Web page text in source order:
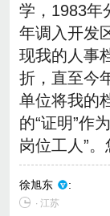
学，1983年
年调入开发
现我的人事
折，直至今
单位将我的
的“证明”作
岗位工人”
徐旭东 :
∙ 江苏